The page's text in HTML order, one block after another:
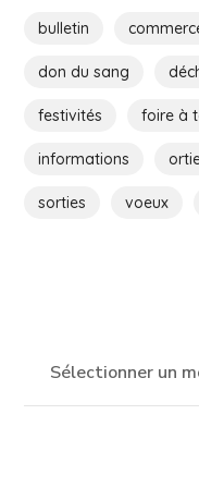
bulletin
don du sang
festivités foire à
informations
sorties voeux